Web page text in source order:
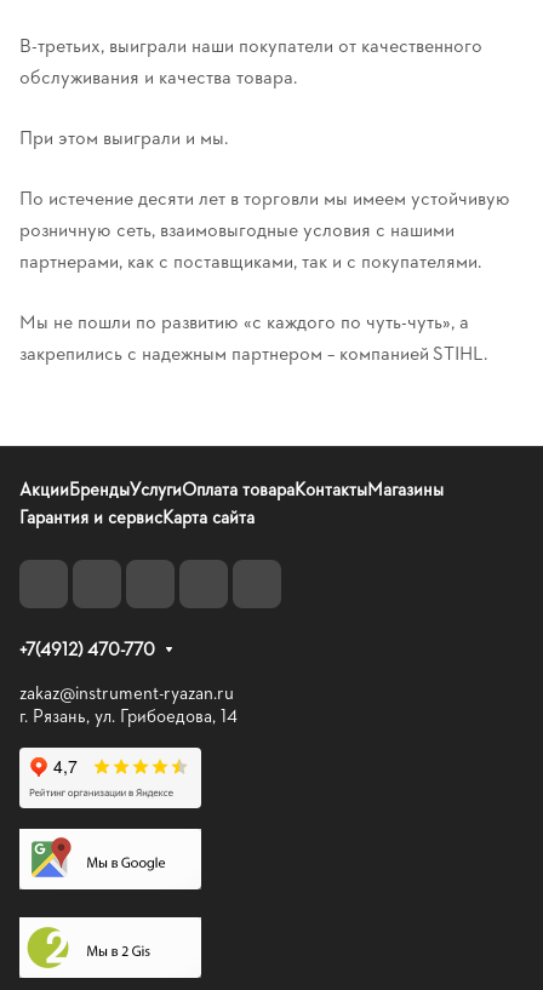
В-третьих, выиграли наши покупатели от качественного
обслуживания и качества товара.
При этом выиграли и мы.
По истечение десяти лет в торговли мы имеем устойчивую
розничную сеть, взаимовыгодные условия с нашими
партнерами, как с поставщиками, так и с покупателями.
Мы не пошли по развитию «с каждого по чуть-чуть», а
закрепились с надежным партнером – компанией STIHL.
АкцииБрендыУслугиОплата товараКонтактыМагазины
Гарантия и сервисКарта сайта
+7(4912) 470-770
zakaz@instrument-ryazan.ru
г. Рязань, ул. Грибоедова, 14